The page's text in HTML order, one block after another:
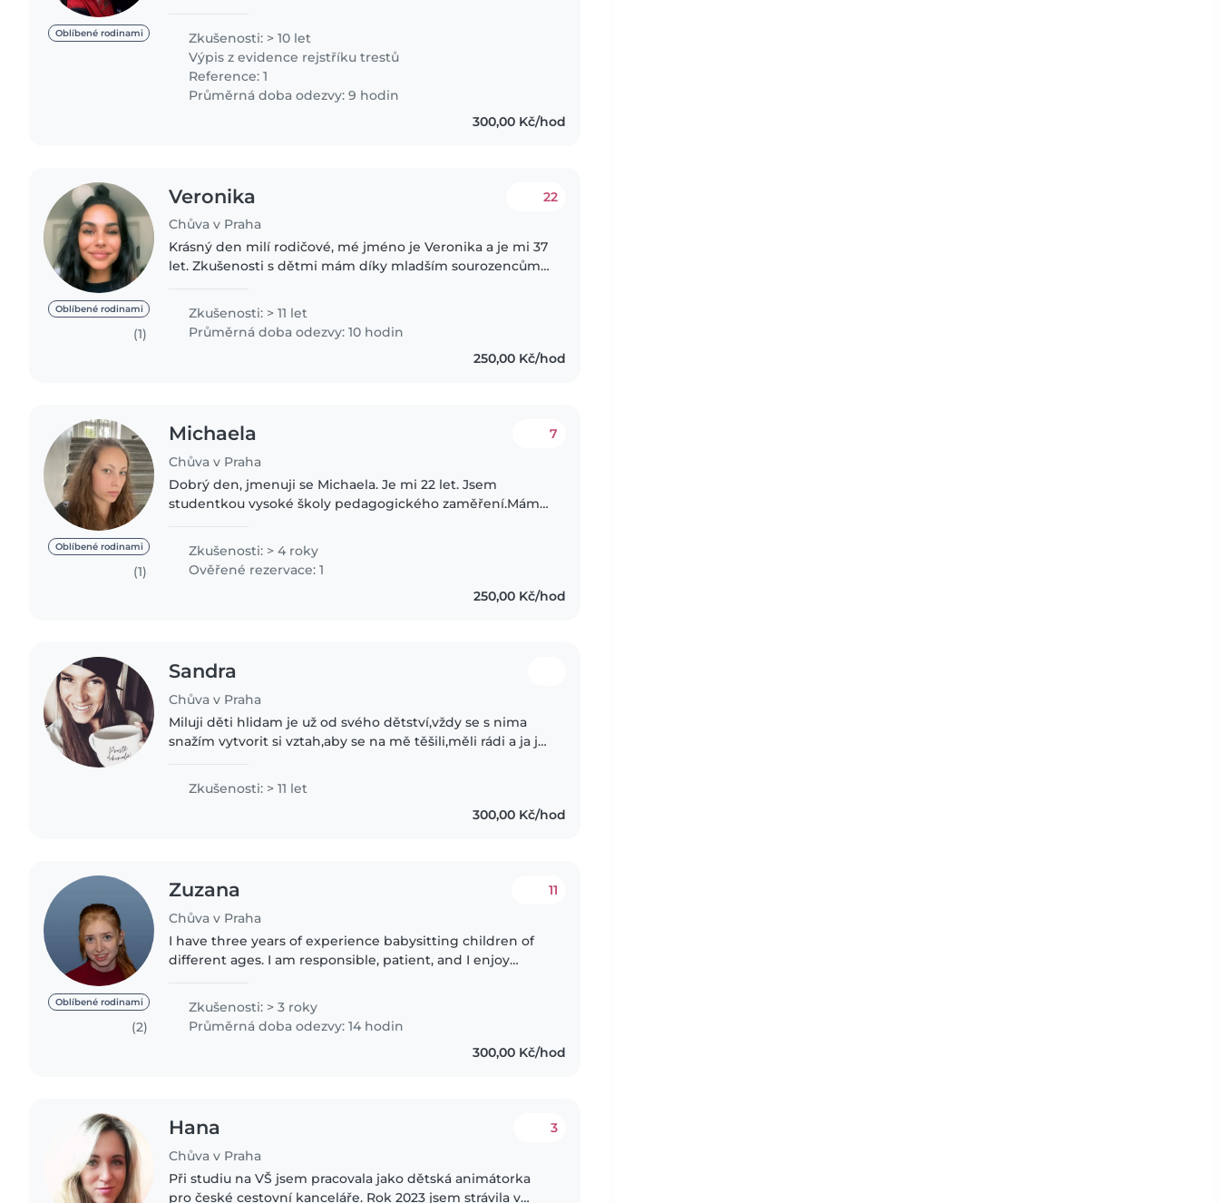
Oblíbené rodinami
Zkušenosti: > 10 let
Výpis z evidence rejstříku trestů
Reference: 1
Průměrná doba odezvy: 9 hodin
300,00 Kč/hod
Oblíbené rodinami
(1)
Veronika
Chůva v Praha
22
Krásný den milí rodičové, mé jméno je Veronika a je mi 37
let. Zkušenosti s dětmi mám díky mladším sourozencům,
Covidu jsem pomáhala..
Zkušenosti: > 11 let
Průměrná doba odezvy: 10 hodin
250,00 Kč/hod
Oblíbené rodinami
(1)
Michaela
Chůva v Praha
7
Dobrý den, jmenuji se Michaela. Je mi 22 let. Jsem
studentkou vysoké školy pedagogického zaměření.Mám
věku od 3 měsíců do..
Zkušenosti: > 4 roky
Ověřené rezervace: 1
250,00 Kč/hod
Sandra
Chůva v Praha
Miluji děti hlidam je už od svého dětství,vždy se s nima
snažím vytvorit si vztah,aby se na mě těšili,měli rádi a ja je
neporadila..
Zkušenosti: > 11 let
300,00 Kč/hod
Oblíbené rodinami
(2)
Zuzana
Chůva v Praha
11
I have three years of experience babysitting children of
different ages. I am responsible, patient, and I enjoy
playtime, and homework...
Zkušenosti: > 3 roky
Průměrná doba odezvy: 14 hodin
300,00 Kč/hod
Hana
Chůva v Praha
3
Při studiu na VŠ jsem pracovala jako dětská animátorka
pro české cestovní kanceláře. Rok 2023 jsem strávila v